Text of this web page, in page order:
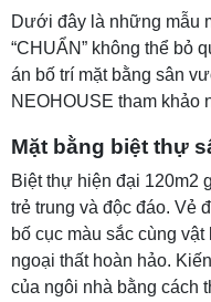
Dưới đây là những mẫu
“CHUẨN” không thể bỏ
án bố trí mặt bằng sân
NEOHOUSE tham khảo
Mặt bằng biệt thự
Biệt thự hiện đại 120m2
trẻ trung và độc đáo. Vẻ
bố cục màu sắc cùng
ngoại thất hoàn hảo.
của ngôi nhà bằng cách